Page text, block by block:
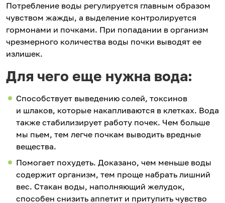
Потребление воды регулируется главным образом
чувством жажды, а выделение контролируется
гормонами и почками. При попадании в организм
чрезмерного количества воды почки выводят ее
излишек.
Для чего еще нужна вода:
Способствует выведению солей, токсинов
и шлаков, которые накапливаются в клетках. Вода
также стабилизирует работу почек. Чем больше
мы пьем, тем легче почкам выводить вредные
вещества.
Помогает похудеть. Доказано, чем меньше воды
содержит организм, тем проще набрать лишний
вес. Стакан воды, наполняющий желудок,
способен снизить аппетит и притупить чувство